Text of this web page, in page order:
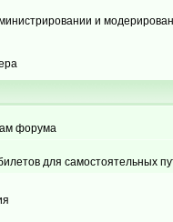
и
форума
для самостоятельных